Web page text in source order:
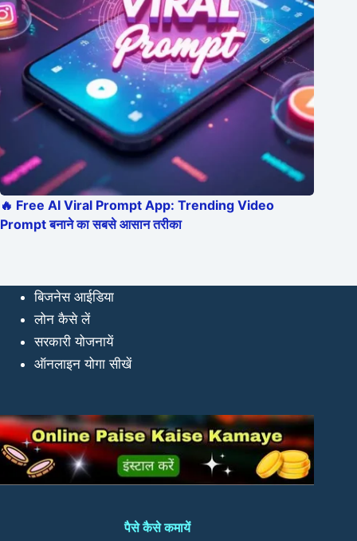
🔥 Free AI Viral Prompt App: Trending Video
Prompt बनाने का सबसे आसान तरीका
बिजनेस आईडिया
लोन कैसे लें
सरकारी योजनायें
ऑनलाइन योगा सीखें
पैसे कैसे कमायें